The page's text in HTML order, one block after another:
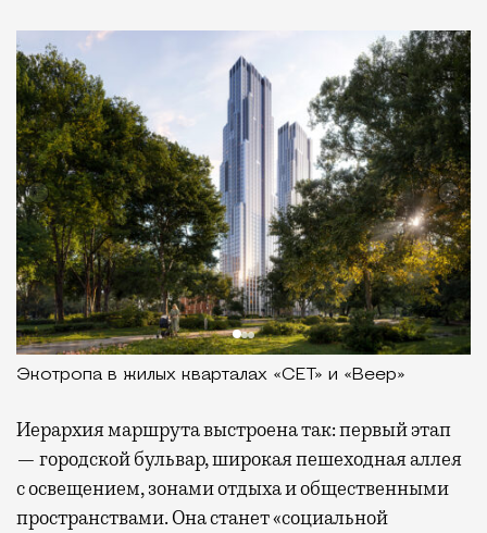
Экотропа в жилых кварталах «СЕТ» и «Веер»
Иерархия маршрута выстроена так: первый этап
— городской бульвар, широкая пешеходная аллея
с освещением, зонами отдыха и общественными
пространствами. Она станет «социальной